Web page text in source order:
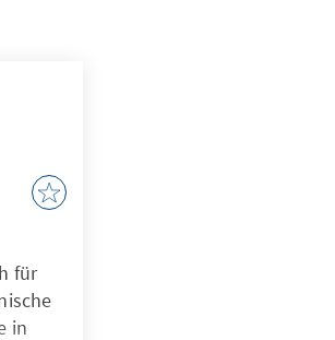
für
in